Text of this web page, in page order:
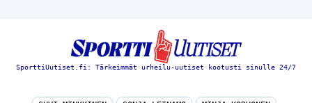
SporttiUutiset.fi: Tärkeimmät urheilu-uutiset kootusti sinulle 24/7